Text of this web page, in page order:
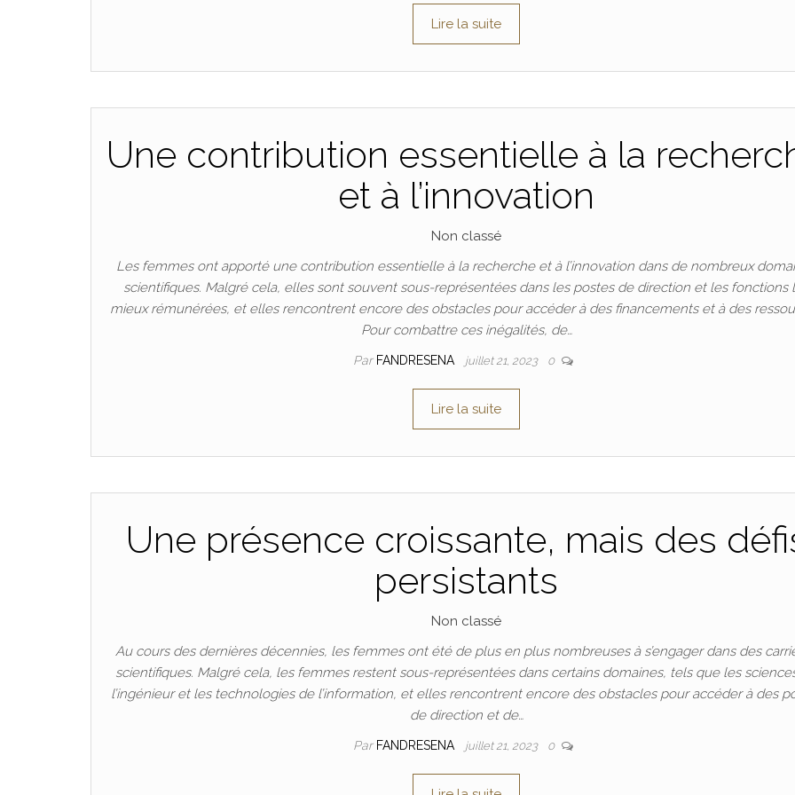
Lire la suite
Une contribution essentielle à la
et à l’innovation
Non classé
Les femmes ont apporté une contribution essentielle à la recherche et à l’innovation dans de nombreux
scientifiques. Malgré cela, elles sont souvent sous-représentées dans les postes de direction et les fonctions
mieux rémunérées, et elles rencontrent encore des obstacles pour accéder à des financements et à des
Pour combattre ces inégalités, de…
Par FANDRESENA juillet 21, 2023 0
Lire la suite
Une présence croissante, mais des
persistants
Non classé
Au cours des dernières décennies, les femmes ont été de plus en plus nombreuses à s’engager dans des
scientifiques. Malgré cela, les femmes restent sous-représentées dans certains domaines, tels que les
l’ingénieur et les technologies de l’information, et elles rencontrent encore des obstacles pour accéder à des
de direction et de…
Par FANDRESENA juillet 21, 2023 0